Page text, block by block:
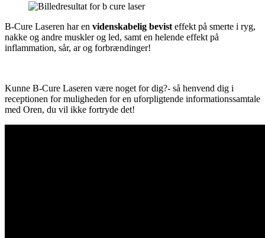
B-Cure Laseren har en videnskabelig bevist effekt på smerte i ryg,
nakke og andre muskler og led, samt en helende effekt på
inflammation, sår, ar og forbrændinger!
Kunne B-Cure Laseren være noget for dig?- så henvend dig i
receptionen for muligheden for en uforpligtende informationssamtale
med Oren, du vil ikke fortryde det!